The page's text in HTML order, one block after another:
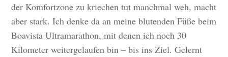
der Komfortzone zu kriechen tut manchmal weh, macht
aber stark. Ich denke da an meine blutenden Füße beim
Boavista Ultramarathon, mit denen ich noch 30
Kilometer weitergelaufen bin – bis ins Ziel. Gelernt